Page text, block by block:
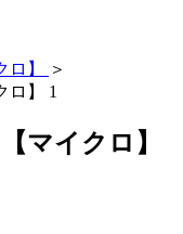
】
＞
ロ】 1
マイクロ】